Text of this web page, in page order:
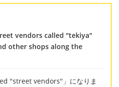
vendors called "tekiya"
other shops along the
"street vendors"」になりま